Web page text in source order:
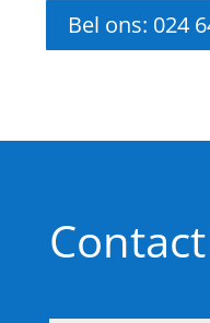
Bel ons: 024
Contact